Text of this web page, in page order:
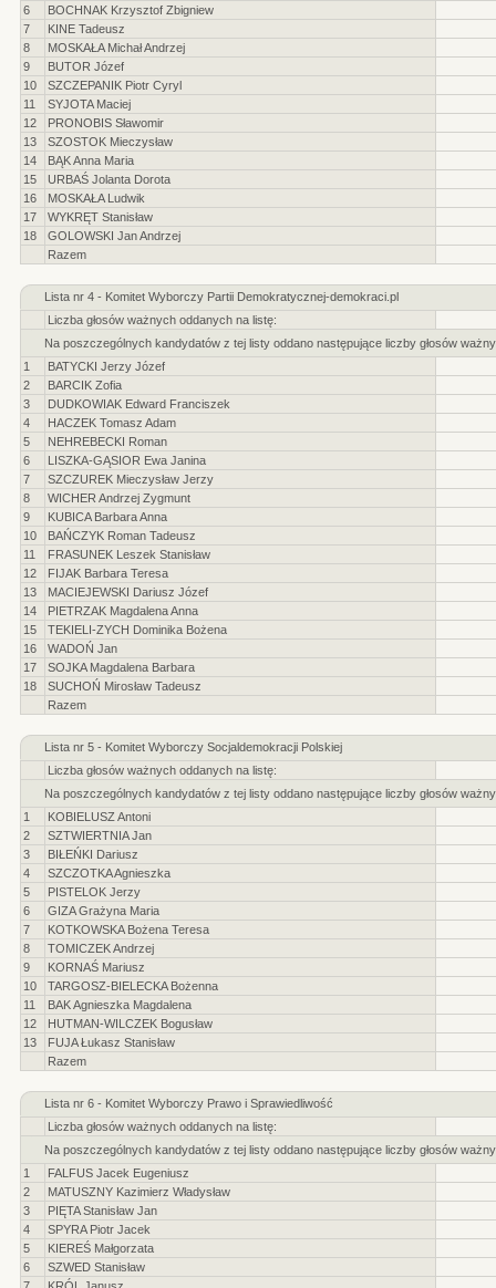
6
BOCHNAK Krzysztof Zbigniew
7
KINE Tadeusz
8
MOSKAŁA Michał Andrzej
9
BUTOR Józef
10
SZCZEPANIK Piotr Cyryl
11
SYJOTA Maciej
12
PRONOBIS Sławomir
13
SZOSTOK Mieczysław
14
BĄK Anna Maria
15
URBAŚ Jolanta Dorota
16
MOSKAŁA Ludwik
17
WYKRĘT Stanisław
18
GOLOWSKI Jan Andrzej
Razem
Lista nr 4 - Komitet Wyborczy Partii Demokratycznej-demokraci.pl
Liczba głosów ważnych oddanych na listę:
Na poszczególnych kandydatów z tej listy oddano następujące liczby głosów
1
BATYCKI Jerzy Józef
2
BARCIK Zofia
3
DUDKOWIAK Edward Franciszek
4
HACZEK Tomasz Adam
5
NEHREBECKI Roman
6
LISZKA-GĄSIOR Ewa Janina
7
SZCZUREK Mieczysław Jerzy
8
WICHER Andrzej Zygmunt
9
KUBICA Barbara Anna
10
BAŃCZYK Roman Tadeusz
11
FRASUNEK Leszek Stanisław
12
FIJAK Barbara Teresa
13
MACIEJEWSKI Dariusz Józef
14
PIETRZAK Magdalena Anna
15
TEKIELI-ZYCH Dominika Bożena
16
WADOŃ Jan
17
SOJKA Magdalena Barbara
18
SUCHOŃ Mirosław Tadeusz
Razem
Lista nr 5 - Komitet Wyborczy Socjaldemokracji Polskiej
Liczba głosów ważnych oddanych na listę:
Na poszczególnych kandydatów z tej listy oddano następujące liczby głosów
1
KOBIELUSZ Antoni
2
SZTWIERTNIA Jan
3
BIŁEŃKI Dariusz
4
SZCZOTKA Agnieszka
5
PISTELOK Jerzy
6
GIZA Grażyna Maria
7
KOTKOWSKA Bożena Teresa
8
TOMICZEK Andrzej
9
KORNAŚ Mariusz
10
TARGOSZ-BIELECKA Bożenna
11
BAK Agnieszka Magdalena
12
HUTMAN-WILCZEK Bogusław
13
FUJA Łukasz Stanisław
Razem
Lista nr 6 - Komitet Wyborczy Prawo i Sprawiedliwość
Liczba głosów ważnych oddanych na listę:
Na poszczególnych kandydatów z tej listy oddano następujące liczby głosów
1
FALFUS Jacek Eugeniusz
2
MATUSZNY Kazimierz Władysław
3
PIĘTA Stanisław Jan
4
SPYRA Piotr Jacek
5
KIEREŚ Małgorzata
6
SZWED Stanisław